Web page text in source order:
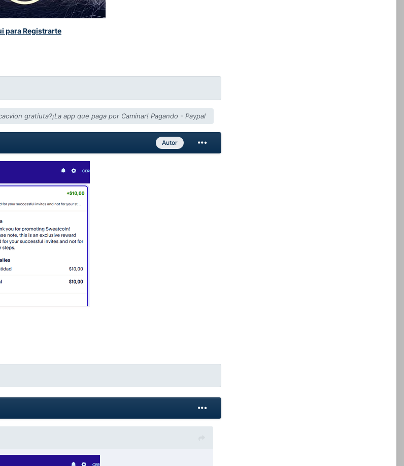
para Registrarte
gratiuta?¡La app que paga por Caminar! Pagando - Paypal
Autor